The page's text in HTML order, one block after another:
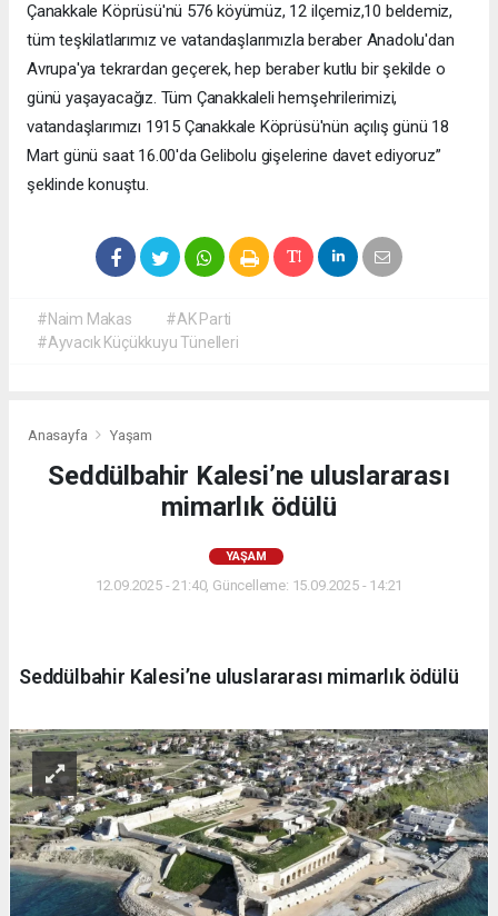
Çanakkale Köprüsü'nü 576 köyümüz, 12 ilçemiz,10 beldemiz,
tüm teşkilatlarımız ve vatandaşlarımızla beraber Anadolu'dan
Avrupa'ya tekrardan geçerek, hep beraber kutlu bir şekilde o
günü yaşayacağız. Tüm Çanakkaleli hemşehrilerimizi,
vatandaşlarımızı 1915 Çanakkale Köprüsü'nün açılış günü 18
Mart günü saat 16.00'da Gelibolu gişelerine davet ediyoruz”
şeklinde konuştu.
#Naim Makas
#AK Parti
#Ayvacık Küçükkuyu Tünelleri
Anasayfa Yaşam
Seddülbahir Kalesi’ne uluslararası
mimarlık ödülü
YAŞAM
12.09.2025 - 21:40, Güncelleme: 15.09.2025 - 14:21
Seddülbahir Kalesi’ne uluslararası mimarlık ödülü